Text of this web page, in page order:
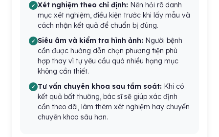
Xét nghiệm theo chỉ định: Nên hỏi rõ danh
mục xét nghiệm, điều kiện trước khi lấy mẫu và
cách nhận kết quả để chuẩn bị đúng.
Siêu âm và kiểm tra hình ảnh: Người bệnh
cần được hướng dẫn chọn phương tiện phù
hợp thay vì tự yêu cầu quá nhiều hạng mục
không cần thiết.
Tư vấn chuyên khoa sau tầm soát: Khi có
kết quả bất thường, bác sĩ sẽ giúp xác định
cần theo dõi, làm thêm xét nghiệm hay chuyển
chuyên khoa sâu hơn.